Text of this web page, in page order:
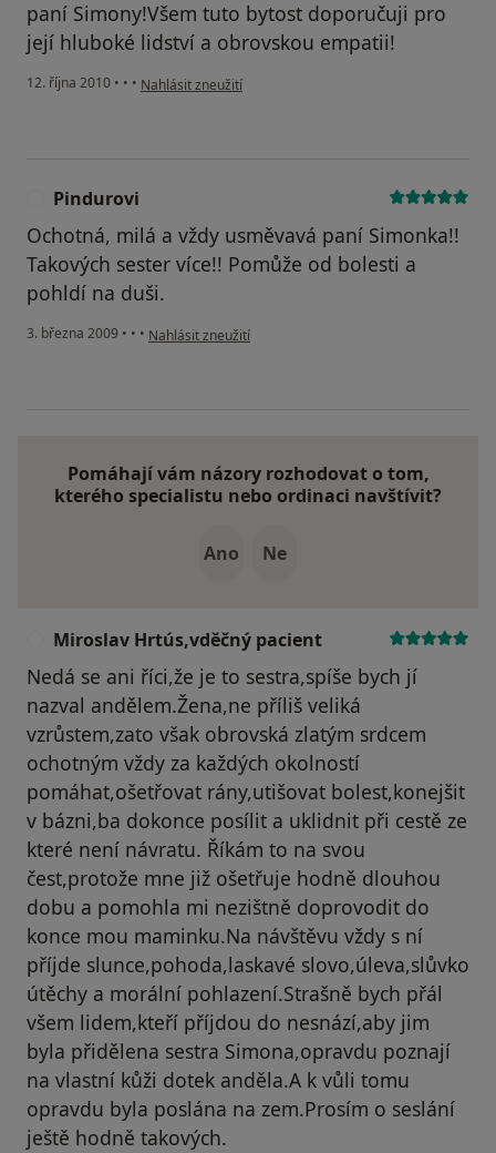
paní Simony!Všem tuto bytost doporučuji pro
její hluboké lidství a obrovskou empatii!
12. října 2010 • • • podle názoru uživatele Váš účet byl odstraněn
Nahlásit zneužití
Pindurovi
Ochotná, milá a vždy usměvavá paní Simonka!!
Takových sester více!! Pomůže od bolesti a
pohldí na duši.
3. března 2009 • • • podle názoru uživatele Pindurovi
Nahlásit zneužití
Pomáhají vám názory rozhodovat o tom,
kterého specialistu nebo ordinaci navštívit?
Ano Ne
Miroslav Hrtús,vděčný pacient
Nedá se ani říci,že je to sestra,spíše bych jí
nazval andělem.Žena,ne příliš veliká
vzrůstem,zato však obrovská zlatým srdcem
ochotným vždy za každých okolností
pomáhat,ošetřovat rány,utišovat bolest,konejšit
v bázni,ba dokonce posílit a uklidnit při cestě ze
které není návratu. Říkám to na svou
čest,protože mne již ošetřuje hodně dlouhou
dobu a pomohla mi nezištně doprovodit do
konce mou maminku.Na návštěvu vždy s ní
příjde slunce,pohoda,laskavé slovo,úleva,slůvko
útěchy a morální pohlazení.Strašně bych přál
všem lidem,kteří příjdou do nesnází,aby jim
byla přidělena sestra Simona,opravdu poznají
na vlastní kůži dotek anděla.A k vůli tomu
opravdu byla poslána na zem.Prosím o seslání
ještě hodně takových.